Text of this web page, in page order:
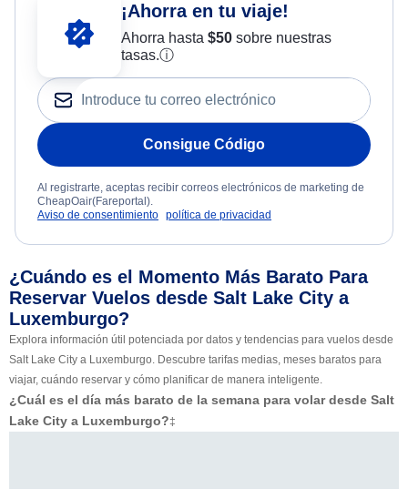
¡Ahorra en tu viaje!
Ahorra hasta $50sobre nuestras
tasas.ⓘ
Consigue Código
Al registrarte, aceptas recibir correos electrónicos de marketing de
CheapOair(Fareportal).
Aviso de consentimiento política de privacidad
¿Cuándo es el Momento Más Barato Para
Reservar Vuelos desde Salt Lake City a
Luxemburgo?
Explora información útil potenciada por datos y tendencias para vuelos desde
Salt Lake City a Luxemburgo. Descubre tarifas medias, meses baratos para
viajar, cuándo reservar y cómo planificar de manera inteligente.
¿Cuál es el día más barato de la semana para volar desde Salt
Lake City a Luxemburgo?‡